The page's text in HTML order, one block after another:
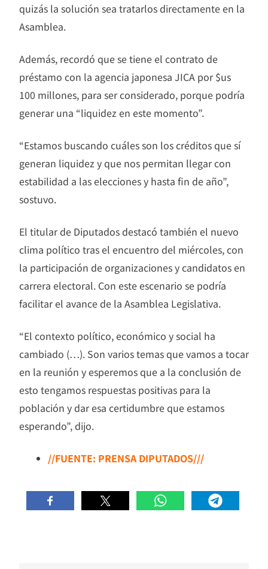
quizás la solución sea tratarlos directamente en la
Asamblea.
Además, recordó que se tiene el contrato de
préstamo con la agencia japonesa JICA por $us
100 millones, para ser considerado, porque podría
generar una “liquidez en este momento”.
“Estamos buscando cuáles son los créditos que sí
generan liquidez y que nos permitan llegar con
estabilidad a las elecciones y hasta fin de año”,
sostuvo.
El titular de Diputados destacó también el nuevo
clima político tras el encuentro del miércoles, con
la participación de organizaciones y candidatos en
carrera electoral. Con este escenario se podría
facilitar el avance de la Asamblea Legislativa.
“El contexto político, económico y social ha
cambiado (…). Son varios temas que vamos a tocar
en la reunión y esperemos que a la conclusión de
esto tengamos respuestas positivas para la
población y dar esa certidumbre que estamos
esperando”, dijo.
//FUENTE: PRENSA DIPUTADOS///